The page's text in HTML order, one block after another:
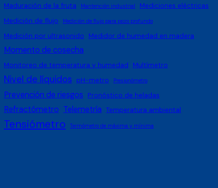
Maduración de la fruta Mantención industrial
Mediciones eléctricas
Medición de flujo
Medición de flujo para pozo profundo
Medición por ultrasonido Medidor de humedad en madera
Momento de cosecha
Monitoreo de temperatura y humedad Multímetro
Nivel de líquidos pH-metro Presionómetro
Prevención de riesgos Pronóstico de heladas
Refractómetro Telemetría Temperatura ambiental
Tensiómetro Termómetro de máxima y mínima